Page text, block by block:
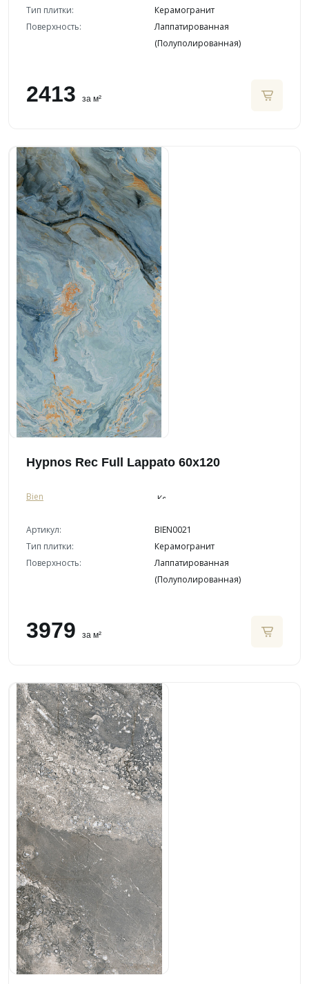
Тип плитки:
Керамогранит
Поверхность:
Лаппатированная
(Полуполированная)
2413 за м²
Hypnos Rec Full Lappato 60x120
Bien
Артикул:
BIEN0021
Тип плитки:
Керамогранит
Поверхность:
Лаппатированная
(Полуполированная)
3979 за м²